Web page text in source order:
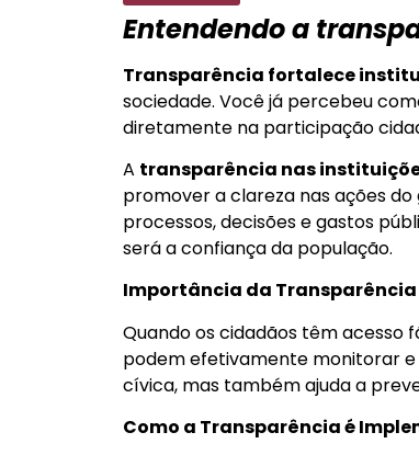
Entendendo a
Transparência fortalece
sociedade. Você já percebeu
diretamente na participação
A transparência nas
promover a clareza nas ações
processos, decisões e gastos
será a confiança da população.
Importância da Transparência
Quando os cidadãos têm acesso
podem efetivamente monitorar e
cívica, mas também ajuda a
Como a Transparência é